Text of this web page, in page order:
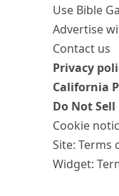
Use Bible
Advertise
Contact us
Privacy
California
Do Not
Cookie
Site: Terms
Widget: